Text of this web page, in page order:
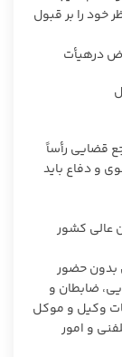
خود را بر قبول
درهیأت
قضایی رأساً
و دفاع باید
بدون حضور
ضابطان و
وکیل و موکل
و امور